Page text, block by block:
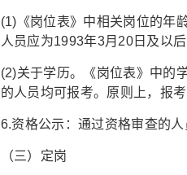
(1)《岗位表》中相关岗位的年
人员应为1993年3月20日及以后
(2)关于学历。《岗位表》中的
的人员均可报考。原则上，报
6.资格公示：通过资格审查的
（三）定岗